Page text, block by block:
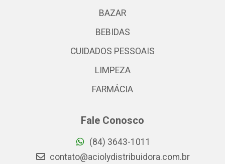
BAZAR
BEBIDAS
CUIDADOS PESSOAIS
LIMPEZA
FARMÁCIA
Fale Conosco
(84) 3643-1011
contato@aciolydistribuidora.com.br